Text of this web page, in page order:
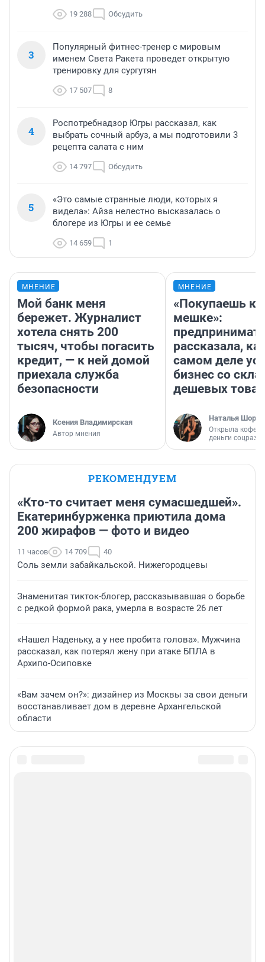
19 288 Обсудить
3
Популярный фитнес-тренер с мировым
именем Света Ракета проведет открытую
тренировку для сургутян
17 507 8
4
Роспотребнадзор Югры рассказал, как
выбрать сочный арбуз, а мы подготовили 3
рецепта салата с ним
14 797 Обсудить
5
«Это самые странные люди, которых я
видела»: Айза нелестно высказалась о
блогере из Югры и ее семье
14 659 1
МНЕНИЕ
Мой банк меня
бережет. Журналист
хотела снять 200
тысяч, чтобы погасить
кредит, — к ней домой
приехала служба
безопасности
Ксения Владимирская
Автор мнения
МНЕНИЕ
«Покупаешь
мешке»:
рассказала,
самом деле
бизнес со
дешевых
Наталья
Открыла
деньги
РЕКОМЕНДУЕМ
«Кто-то считает меня сумасшедшей».
Екатеринбурженка приютила дома
200 жирафов — фото и видео
11 часов 14 709 40
Соль земли забайкальской. Нижегородцевы
Знаменитая тикток-блогер, рассказывавшая о борьбе
с редкой формой рака, умерла в возрасте 26 лет
«Нашел Наденьку, а у нее пробита голова». Мужчина
рассказал, как потерял жену при атаке БПЛА в
Архипо-Осиповке
«Вам зачем он?»: дизайнер из Москвы за свои деньги
восстанавливает дом в деревне Архангельской
области